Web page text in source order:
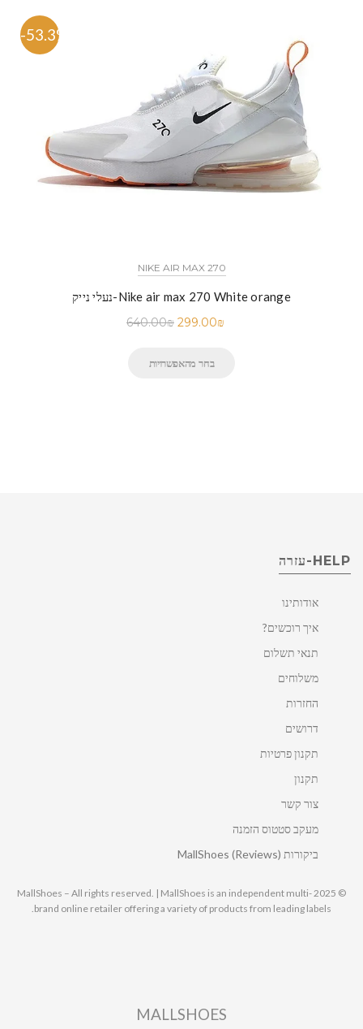
-53.3%
NIKE AIR MAX 270
נעלי נייק-Nike air max 270 White orange
640.00₪ 299.00₪
בחר מהאפשרויות
HELP-עזרה
אודותינו
איך רוכשים?
תנאי תשלום
משלוחים
החזרות
דרושים
תקנון פרטיות
תקנון
צור קשר
מעקב סטטוס הזמנה
ביקורות MallShoes (Reviews)
© 2025 MallShoes – All rights reserved. | MallShoes is an independent multi-
brand online retailer offering a variety of products from leading labels.
MALLSHOES